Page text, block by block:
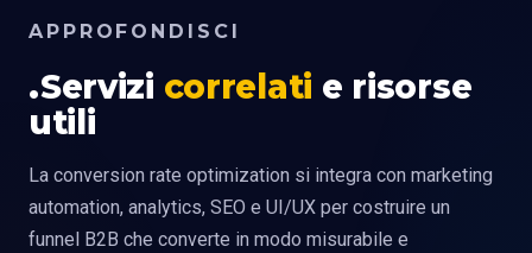
APPROFONDISCI
Servizi correlati e risorse
utili
La conversion rate optimization si integra con marketing
automation, analytics, SEO e UI/UX per costruire un
funnel B2B che converte in modo misurabile e